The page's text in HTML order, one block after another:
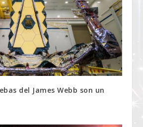
del James Webb son un